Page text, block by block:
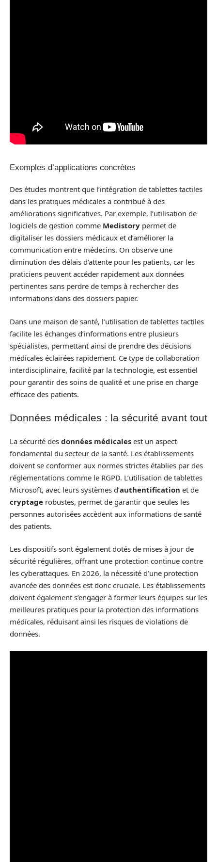
Exemples d’applications concrètes
Des études montrent que l’intégration de tablettes tactiles
dans les pratiques médicales a contribué à des
améliorations significatives. Par exemple, l’utilisation de
logiciels de gestion comme Medistory permet de
digitaliser les dossiers médicaux et d’améliorer la
communication entre médecins. On observe une
diminution des délais d’attente pour les patients, car les
praticiens peuvent accéder rapidement aux données
pertinentes sans perdre de temps à rechercher des
informations dans des dossiers papier.
Dans une maison de santé, l’utilisation de tablettes tactiles
facilite les échanges d’informations entre plusieurs
spécialistes, permettant ainsi de prendre des décisions
médicales éclairées rapidement. Ce type de collaboration
interdisciplinaire, facilité par la technologie, est essentiel
pour garantir des soins de qualité et une prise en charge
efficace des patients.
Données médicales : la sécurité avant tout
La sécurité des données médicales est un aspect
fondamental du secteur de la santé. Les établissements
doivent se conformer aux normes strictes établies par des
réglementations comme le RGPD. L’utilisation de tablettes
Microsoft, avec leurs systèmes d’authentification et de
cryptage robustes, permet de garantir que seules les
personnes autorisées accèdent aux informations de santé
des patients.
Les dispositifs sont également dotés de mises à jour de
sécurité régulières, offrant une protection continue contre
les cyberattaques. En 2026, la nécessité d’une protection
avancée des données est donc cruciale. Les établissements
doivent également s’engager à former leurs équipes sur les
meilleures pratiques pour la protection des informations
médicales, réduisant ainsi les risques de violations de
données.